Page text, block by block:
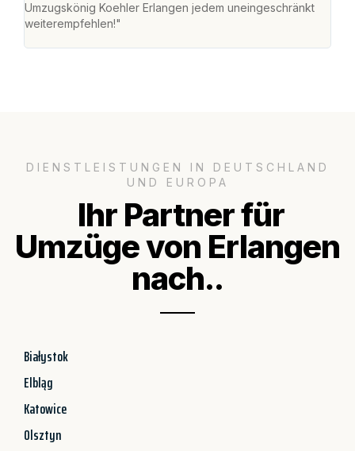
Umzugskönig Koehler Erlangen jedem uneingeschränkt
weiterempfehlen!"
DIENSTLEISTUNGEN IN DEUTSCHLAND
UND EUROPA
Ihr Partner für
Umzüge von Erlangen
nach..
Białystok
Elbląg
Katowice
Olsztyn